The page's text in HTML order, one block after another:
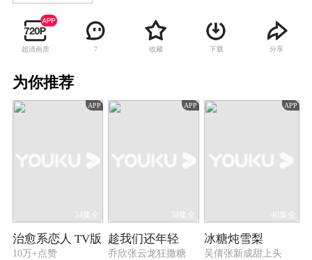
持信念，共同将传承传统国粹与时尚前沿创新相
结合，守护理想，最终收获爱情的故事。
超清画质 7 收藏 下载 分享
为你推荐
APP
34集全
治愈系恋人 TV版
10万+点赞
APP
38集全
趁我们还年轻
乔欣张云龙狂撒糖
APP
40集全
冰糖炖雪梨
吴倩张新成甜上头